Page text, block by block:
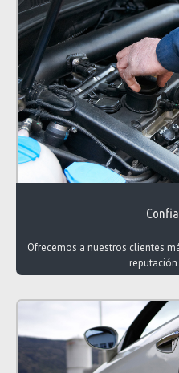
Ofrecemos a nuestros clientes